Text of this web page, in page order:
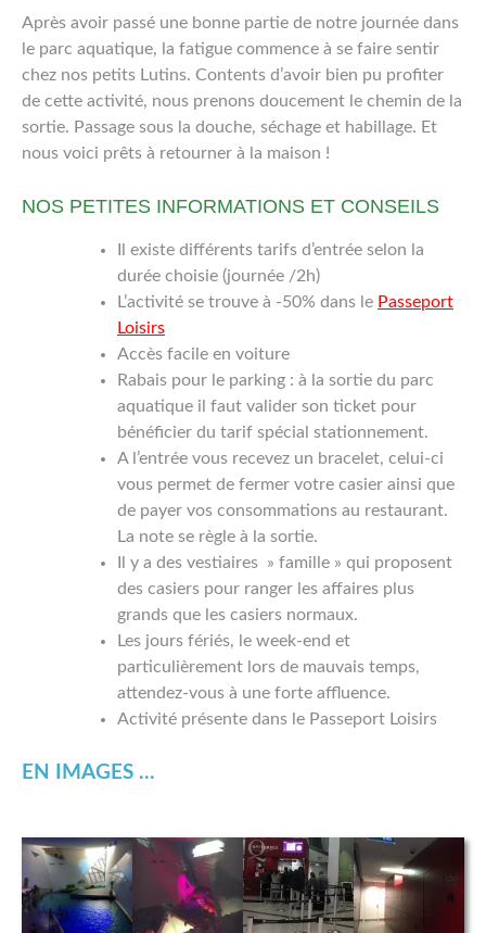
Après avoir passé une bonne partie de notre journée dans
le parc aquatique, la fatigue commence à se faire sentir
chez nos petits Lutins. Contents d’avoir bien pu profiter
de cette activité, nous prenons doucement le chemin de la
sortie. Passage sous la douche, séchage et habillage. Et
nous voici prêts à retourner à la maison !
NOS PETITES INFORMATIONS ET CONSEILS
Il existe différents tarifs d’entrée selon la
durée choisie (journée /2h)
L’activité se trouve à -50% dans le Passeport
Loisirs
Accès facile en voiture
Rabais pour le parking : à la sortie du parc
aquatique il faut valider son ticket pour
bénéficier du tarif spécial stationnement.
A l’entrée vous recevez un bracelet, celui-ci
vous permet de fermer votre casier ainsi que
de payer vos consommations au restaurant.
La note se règle à la sortie.
Il y a des vestiaires » famille » qui proposent
des casiers pour ranger les affaires plus
grands que les casiers normaux.
Les jours fériés, le week-end et
particulièrement lors de mauvais temps,
attendez-vous à une forte affluence.
Activité présente dans le Passeport Loisirs
EN IMAGES ...